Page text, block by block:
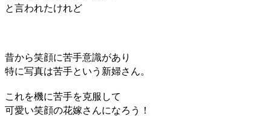
と言われたけれど
昔から笑顔に苦手意識があり
特に写真は苦手という新婦さん。
これを機に苦手を克服して
可愛い笑顔の花嫁さんになろう！